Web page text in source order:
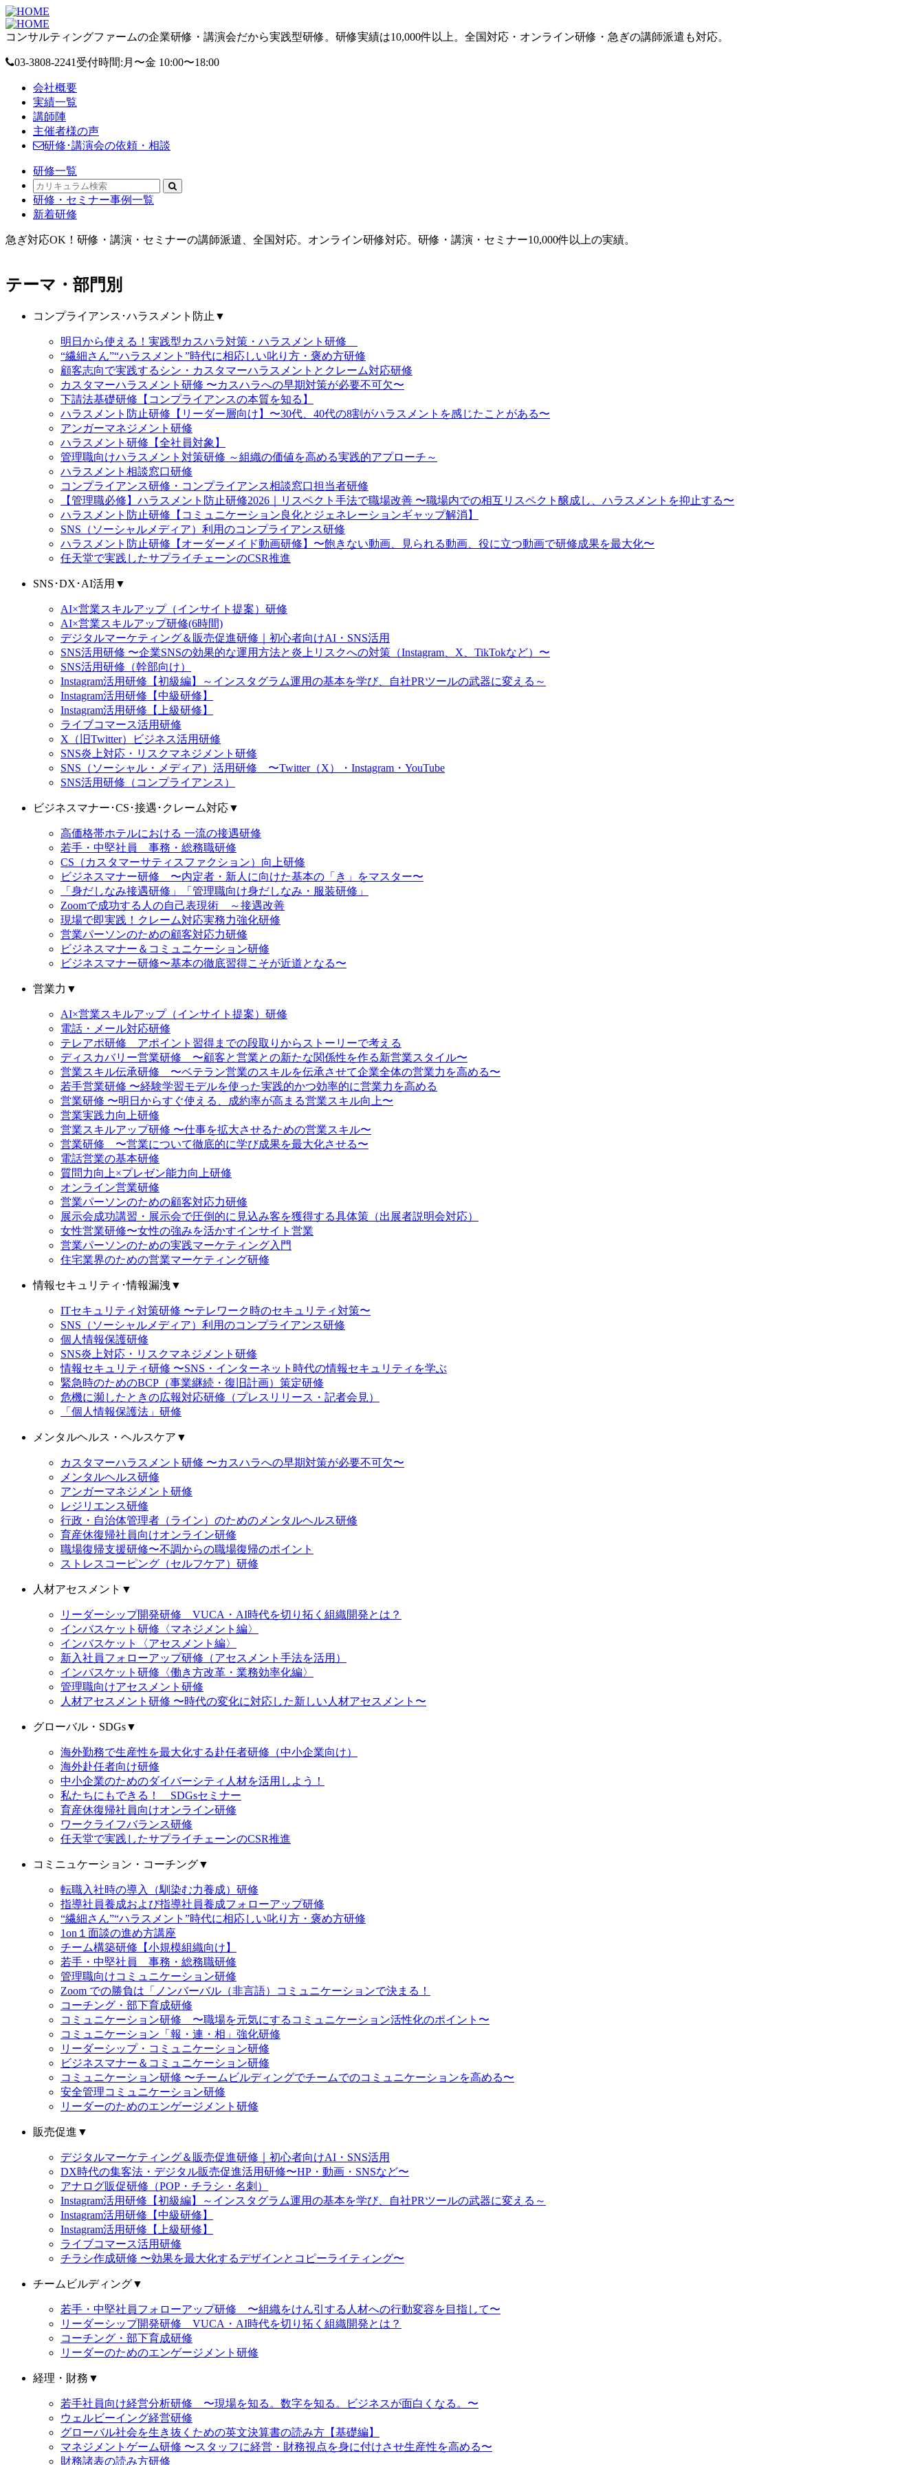
コンサルティングファームの企業研修・講演会だから実践型研修。研修実績は10,000件以上。全国対応・オンライン研修・急ぎの講師派遣も対応。
03-3808-2241 受付時間:月〜金 10:00〜18:00
会社概要
実績一覧
講師陣
主催者様の声
研修･講演会の依頼・相談
研修一覧
研修・セミナー事例一覧
新着研修
急ぎ対応OK！研修・講演・セミナーの講師派遣、全国対応。オンライン研修対応。研修・講演・セミナー10,000件以上の実績。
テーマ・部門別
コンプライアンス･ハラスメント防止 ▼
明日から使える！実践型カスハラ対策・ハラスメント研修
“繊細さん”“ハラスメント”時代に相応しい叱り方・褒め方研修
顧客志向で実践するシン・カスタマーハラスメントとクレーム対応研修
カスタマーハラスメント研修 〜カスハラへの早期対策が必要不可欠〜
下請法基礎研修【コンプライアンスの本質を知る】
ハラスメント防止研修【リーダー層向け】〜30代、40代の8割がハラスメントを感じたことがある〜
アンガーマネジメント研修
ハラスメント研修【全社員対象】
管理職向けハラスメント対策研修 ～組織の価値を高める実践的アプローチ～
ハラスメント相談窓口研修
コンプライアンス研修・コンプライアンス相談窓口担当者研修
【管理職必修】ハラスメント防止研修2026｜リスペクト手法で職場改善 〜職場内での相互リスペクト醸成し、ハラスメントを抑止する〜
ハラスメント防止研修【コミュニケーション良化とジェネレーションギャップ解消】
SNS（ソーシャルメディア）利用のコンプライアンス研修
ハラスメント防止研修【オーダーメイド動画研修】〜飽きない動画、見られる動画、役に立つ動画で研修成果を最大化〜
任天堂で実践したサプライチェーンのCSR推進
SNS･DX･AI活用 ▼
AI×営業スキルアップ（インサイト提案）研修
AI×営業スキルアップ研修(6時間)
デジタルマーケティング＆販売促進研修｜初心者向けAI・SNS活用
SNS活用研修 〜企業SNSの効果的な運用方法と炎上リスクへの対策（Instagram、X、TikTokなど）〜
SNS活用研修（幹部向け）
Instagram活用研修【初級編】～インスタグラム運用の基本を学び、自社PRツールの武器に変える～
Instagram活用研修【中級研修】
Instagram活用研修【上級研修】
ライブコマース活用研修
X（旧Twitter）ビジネス活用研修
SNS炎上対応・リスクマネジメント研修
SNS（ソーシャル・メディア）活用研修 〜Twitter（X）・Instagram・YouTube
SNS活用研修（コンプライアンス）
ビジネスマナー･CS･接遇･クレーム対応▼
高価格帯ホテルにおける 一流の接遇研修
若手・中堅社員 事務・総務職研修
CS（カスタマーサティスファクション）向上研修
ビジネスマナー研修 〜内定者・新人に向けた基本の「き」をマスター〜
「身だしなみ接遇研修」「管理職向け身だしなみ・服装研修」
Zoomで成功する人の自己表現術 ～接遇改善
現場で即実践！クレーム対応実務力強化研修
営業パーソンのための顧客対応力研修
ビジネスマナー＆コミュニケーション研修
ビジネスマナー研修〜基本の徹底習得こそが近道となる〜
営業力 ▼
AI×営業スキルアップ（インサイト提案）研修
電話・メール対応研修
テレアポ研修 アポイント習得までの段取りからストーリーで考える
ディスカバリー営業研修 〜顧客と営業との新たな関係性を作る新営業スタイル〜
営業スキル伝承研修 〜ベテラン営業のスキルを伝承させて企業全体の営業力を高める〜
若手営業研修 〜経験学習モデルを使った実践的かつ効率的に営業力を高める
営業研修 〜明日からすぐ使える、成約率が高まる営業スキル向上〜
営業実践力向上研修
営業スキルアップ研修 〜仕事を拡大させるための営業スキル〜
営業研修 〜営業について徹底的に学び成果を最大化させる〜
電話営業の基本研修
質問力向上×プレゼン能力向上研修
オンライン営業研修
営業パーソンのための顧客対応力研修
展示会成功講習・展示会で圧倒的に見込み客を獲得する具体策（出展者説明会対応）
女性営業研修〜女性の強みを活かすインサイト営業
営業パーソンのための実践マーケティング入門
住宅業界のための営業マーケティング研修
情報セキュリティ･情報漏洩 ▼
ITセキュリティ対策研修 〜テレワーク時のセキュリティ対策〜
SNS（ソーシャルメディア）利用のコンプライアンス研修
個人情報保護研修
SNS炎上対応・リスクマネジメント研修
情報セキュリティ研修 〜SNS・インターネット時代の情報セキュリティを学ぶ
緊急時のためのBCP（事業継続・復旧計画）策定研修
危機に瀕したときの広報対応研修（プレスリリース・記者会見）
「個人情報保護法」研修
メンタルヘルス・ヘルスケア ▼
カスタマーハラスメント研修 〜カスハラへの早期対策が必要不可欠〜
メンタルヘルス研修
アンガーマネジメント研修
レジリエンス研修
行政・自治体管理者（ライン）のためのメンタルヘルス研修
育産休復帰社員向けオンライン研修
職場復帰支援研修〜不調からの職場復帰のポイント
ストレスコーピング（セルフケア）研修
人材アセスメント ▼
リーダーシップ開発研修 VUCA・AI時代を切り拓く組織開発とは？
インバスケット研修〈マネジメント編〉
インバスケット〈アセスメント編〉
新入社員フォローアップ研修（アセスメント手法を活用）
インバスケット研修〈働き方改革・業務効率化編〉
管理職向けアセスメント研修
人材アセスメント研修 〜時代の変化に対応した新しい人材アセスメント〜
グローバル・SDGs▼
海外勤務で生産性を最大化する赴任者研修（中小企業向け）
海外赴任者向け研修
中小企業のためのダイバーシティ人材を活用しよう！
私たちにもできる！ SDGsセミナー
育産休復帰社員向けオンライン研修
ワークライフバランス研修
任天堂で実践したサプライチェーンのCSR推進
コミニュケーション・コーチング▼
転職入社時の導入（馴染む力養成）研修
指導社員養成および指導社員養成フォローアップ研修
“繊細さん”“ハラスメント”時代に相応しい叱り方・褒め方研修
1on１面談の進め方講座
チーム構築研修【小規模組織向け】
若手・中堅社員 事務・総務職研修
管理職向けコミュニケーション研修
Zoom での勝負は「ノンバーバル（非言語）コミュニケーションで決まる！
コーチング・部下育成研修
コミュニケーション研修 〜職場を元気にするコミュニケーション活性化のポイント〜
コミュニケーション「報・連・相」強化研修
リーダーシップ・コミュニケーション研修
ビジネスマナー＆コミュニケーション研修
コミュニケーション研修 〜チームビルディングでチームでのコミュニケーションを高める〜
安全管理コミュニケーション研修
リーダーのためのエンゲージメント研修
販売促進 ▼
デジタルマーケティング＆販売促進研修｜初心者向けAI・SNS活用
DX時代の集客法・デジタル販売促進活用研修〜HP・動画・SNSなど〜
アナログ販促研修（POP・チラシ・名刺）
Instagram活用研修【初級編】～インスタグラム運用の基本を学び、自社PRツールの武器に変える～
Instagram活用研修【中級研修】
Instagram活用研修【上級研修】
ライブコマース活用研修
チラシ作成研修 〜効果を最大化するデザインとコピーライティング〜
チームビルディング▼
若手・中堅社員フォローアップ研修 〜組織をけん引する人材への行動変容を目指して〜
リーダーシップ開発研修 VUCA・AI時代を切り拓く組織開発とは？
コーチング・部下育成研修
リーダーのためのエンゲージメント研修
経理・財務 ▼
若手社員向け経営分析研修 〜現場を知る。数字を知る。ビジネスが面白くなる。〜
ウェルビーイング経営研修
グローバル社会を生き抜くための英文決算書の読み方【基礎編】
マネジメントゲーム研修 〜スタッフに経営・財務視点を身に付けさせ生産性を高める〜
財務諸表の読み方研修